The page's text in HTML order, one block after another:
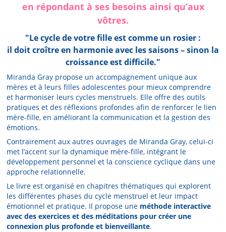
en répondant à ses besoins ainsi qu’aux
vôtres.
"Le cycle de votre fille est comme un rosier :
il doit croître en harmonie avec les saisons – sinon la
croissance est difficile."​
Miranda Gray propose un accompagnement unique aux
mères et à leurs filles adolescentes pour mieux comprendre
et harmoniser leurs cycles menstruels. Elle offre des outils
pratiques et des réflexions profondes afin de renforcer le lien
mère-fille, en améliorant la communication et la gestion des
émotions​.
Contrairement aux autres ouvrages de Miranda Gray, celui-ci
met l’accent sur la dynamique mère-fille, intégrant le
développement personnel et la conscience cyclique dans une
approche relationnelle.
Le livre est organisé en chapitres thématiques qui explorent
les différentes phases du cycle menstruel et leur impact
émotionnel et pratique. Il propose une méthode interactive
avec des exercices et des méditations pour créer une
connexion plus profonde et bienveillante​.